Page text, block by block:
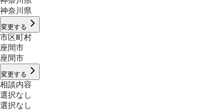
神奈川県
変更する
市区町村
座間市
座間市
変更する
相談内容
選択なし
選択なし